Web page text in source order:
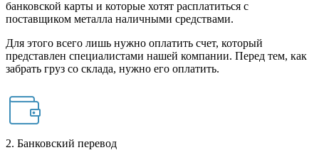
банковской карты и которые хотят расплатиться с
поставщиком металла наличными средствами.
Для этого всего лишь нужно оплатить счет, который
представлен специалистами нашей компании. Перед тем, как
забрать груз со склада, нужно его оплатить.
2. Банковский перевод